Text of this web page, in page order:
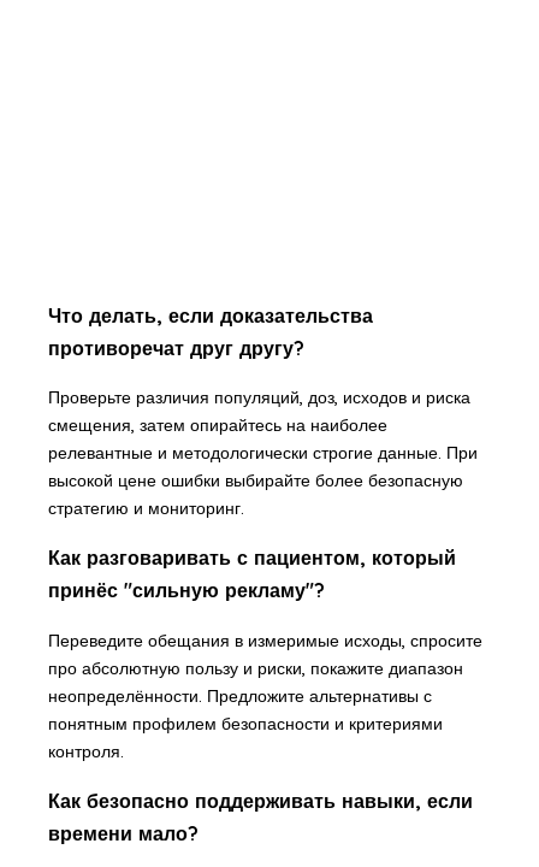
Что делать, если доказательства
противоречат друг другу?
Проверьте различия популяций, доз, исходов и риска
смещения, затем опирайтесь на наиболее
релевантные и методологически строгие данные. При
высокой цене ошибки выбирайте более безопасную
стратегию и мониторинг.
Как разговаривать с пациентом, который
принёс "сильную рекламу"?
Переведите обещания в измеримые исходы, спросите
про абсолютную пользу и риски, покажите диапазон
неопределённости. Предложите альтернативы с
понятным профилем безопасности и критериями
контроля.
Как безопасно поддерживать навыки, если
времени мало?